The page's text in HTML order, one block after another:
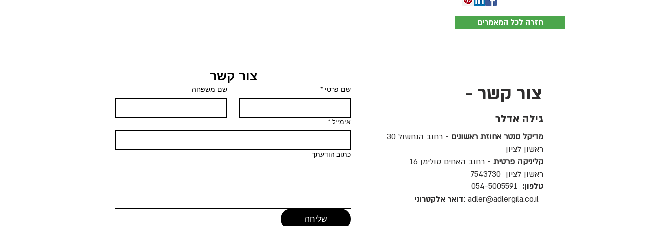
חזרה לכל המאמרים
צור קשר -
גילה אדלר
מדיקל סנטר אחוזת ראשונים
- רחוב הנחשול 30
ראשון לציון
קליניקה פרטית - רחוב האחים סולימן 16
ראשון לציון 7543730
טלפון:
דואר אלקטרוני
צור קשר
שם פרטי * שם משפחה
אימייל *
כתוב הודעתך
שליחה